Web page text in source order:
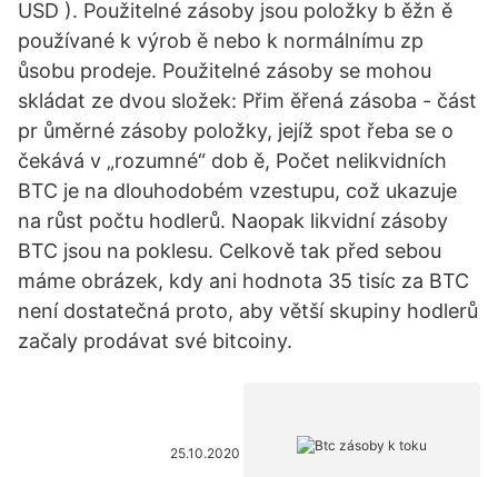
USD ). Použitelné zásoby jsou položky b ěžn ě
používané k výrob ě nebo k normálnímu zp
ůsobu prodeje. Použitelné zásoby se mohou
skládat ze dvou složek: Přim ěřená zásoba - část
pr ůměrné zásoby položky, jejíž spot řeba se o
čekává v „rozumné“ dob ě, Počet nelikvidních
BTC je na dlouhodobém vzestupu, což ukazuje
na růst počtu hodlerů. Naopak likvidní zásoby
BTC jsou na poklesu. Celkově tak před sebou
máme obrázek, kdy ani hodnota 35 tisíc za BTC
není dostatečná proto, aby větší skupiny hodlerů
začaly prodávat své bitcoiny.
25.10.2020